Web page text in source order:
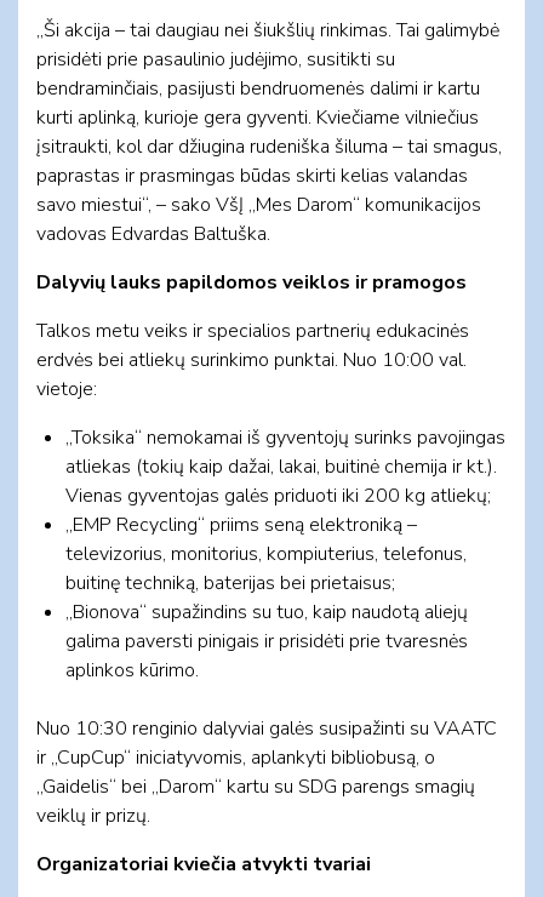
„Ši akcija – tai daugiau nei šiukšlių rinkimas. Tai galimybė
prisidėti prie pasaulinio judėjimo, susitikti su
bendraminčiais, pasijusti bendruomenės dalimi ir kartu
kurti aplinką, kurioje gera gyventi. Kviečiame vilniečius
įsitraukti, kol dar džiugina rudeniška šiluma – tai smagus,
paprastas ir prasmingas būdas skirti kelias valandas
savo miestui“, – sako VšĮ „Mes Darom“ komunikacijos
vadovas Edvardas Baltuška.
Dalyvių lauks papildomos veiklos ir pramogos
Talkos metu veiks ir specialios partnerių edukacinės
erdvės bei atliekų surinkimo punktai. Nuo 10:00 val.
vietoje:
„Toksika“ nemokamai iš gyventojų surinks pavojingas
atliekas (tokių kaip dažai, lakai, buitinė chemija ir kt.).
Vienas gyventojas galės priduoti iki 200 kg atliekų;
„EMP Recycling“ priims seną elektroniką –
televizorius, monitorius, kompiuterius, telefonus,
buitinę techniką, baterijas bei prietaisus;
„Bionova“ supažindins su tuo, kaip naudotą aliejų
galima paversti pinigais ir prisidėti prie tvaresnės
aplinkos kūrimo.
Nuo 10:30 renginio dalyviai galės susipažinti su VAATC
ir „CupCup“ iniciatyvomis, aplankyti bibliobusą, o
„Gaidelis“ bei „Darom“ kartu su SDG parengs smagių
veiklų ir prizų.
Organizatoriai kviečia atvykti tvariai